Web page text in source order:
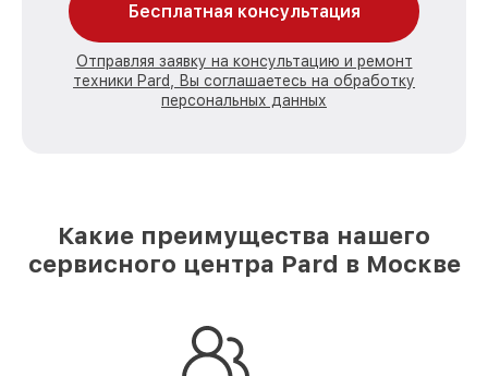
Бесплатная консультация
Отправляя заявку на консультацию и ремонт
техники Pard, Вы соглашаетесь на обработку
персональных данных
Какие преимущества нашего
сервисного центра Pard в Москве